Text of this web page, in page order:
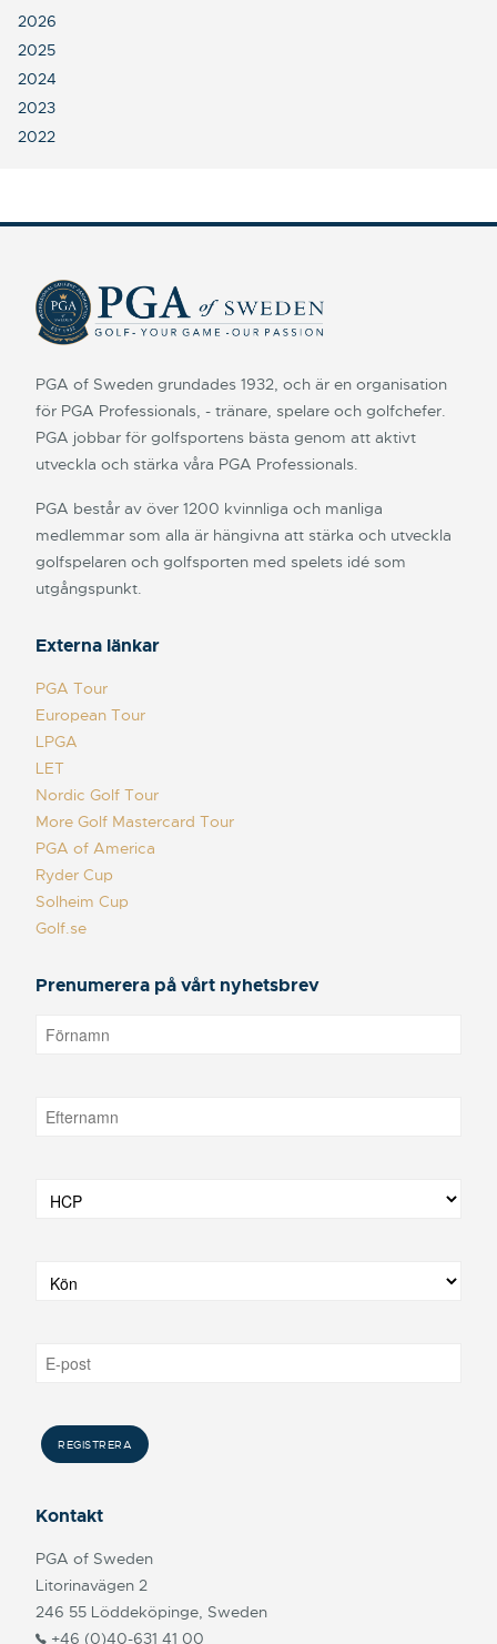
2026
2025
2024
2023
2022
PGA of Sweden grundades 1932, och är en organisation
för PGA Professionals, - tränare, spelare och golfchefer.
PGA jobbar för golfsportens bästa genom att aktivt
utveckla och stärka våra PGA Professionals.
PGA består av över 1200 kvinnliga och manliga
medlemmar som alla är hängivna att stärka och utveckla
golfspelaren och golfsporten med spelets idé som
utgångspunkt.
Externa länkar
PGA Tour
European Tour
LPGA
LET
Nordic Golf Tour
More Golf Mastercard Tour
PGA of America
Ryder Cup
Solheim Cup
Golf.se
Prenumerera på vårt nyhetsbrev
Kontakt
PGA of Sweden
Litorinavägen 2
246 55 Löddeköpinge, Sweden
+46 (0)40-631 41 00